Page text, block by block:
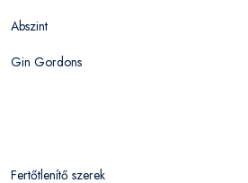
Abszint
Gin Gordons
Fertőtlenítő szerek